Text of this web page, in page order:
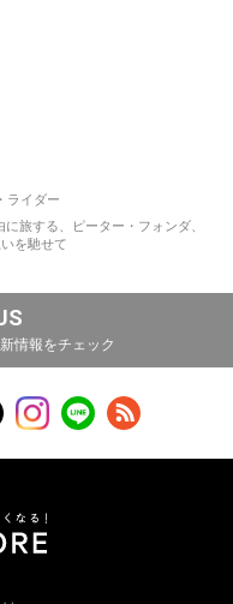
ライダー
旅する、ピーター・フォンダ、
を馳せて
情報をチェック